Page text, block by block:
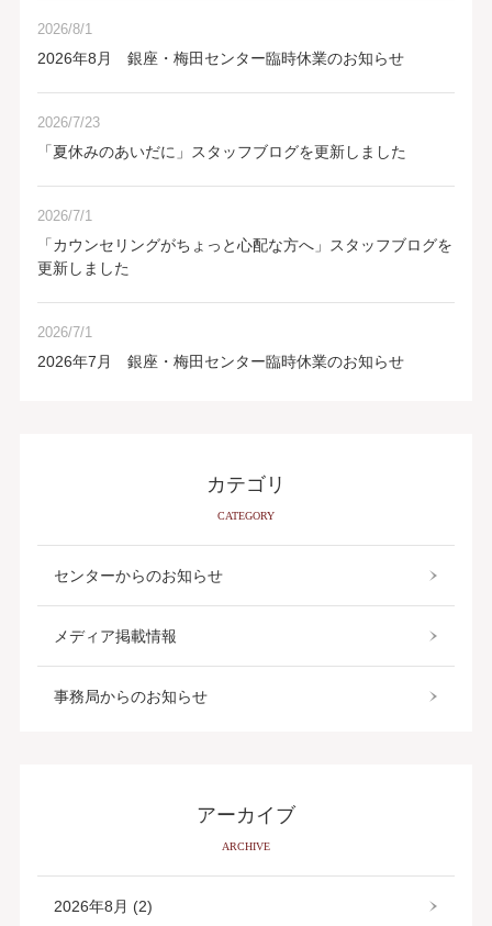
2026/8/1
2026年8月 銀座・梅田センター臨時休業のお知らせ
2026/7/23
「夏休みのあいだに」スタッフブログを更新しました
2026/7/1
「カウンセリングがちょっと心配な方へ」スタッフブログを
更新しました
2026/7/1
2026年7月 銀座・梅田センター臨時休業のお知らせ
カテゴリ
CATEGORY
センターからのお知らせ
メディア掲載情報
事務局からのお知らせ
アーカイブ
ARCHIVE
2026年8月 (2)